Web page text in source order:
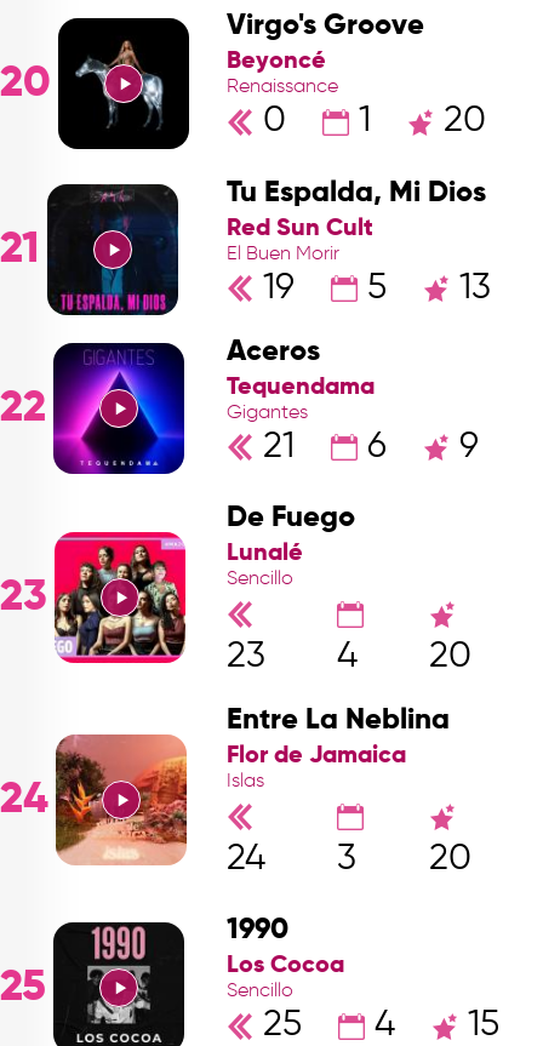
20
Virgo's Groove
Beyoncé
Renaissance
0 1 20
21
Tu Espalda, Mi Dios
Red Sun Cult
El Buen Morir
19 5 13
22
Aceros
Tequendama
Gigantes
21 6 9
23
De Fuego
Lunalé
Sencillo
23 4 20
24
Entre La Neblina
Flor de Jamaica
Islas
24 3 20
25
1990
Los Cocoa
Sencillo
25 4 15